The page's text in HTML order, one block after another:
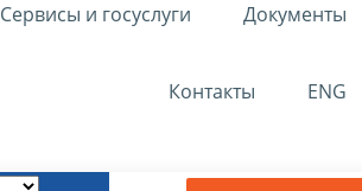
Сервисы и госуслуги Документы
Контакты ENG